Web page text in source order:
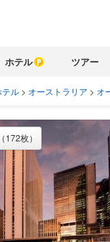
ホテル ツアー
テル > オーストラリア > オ
172枚）